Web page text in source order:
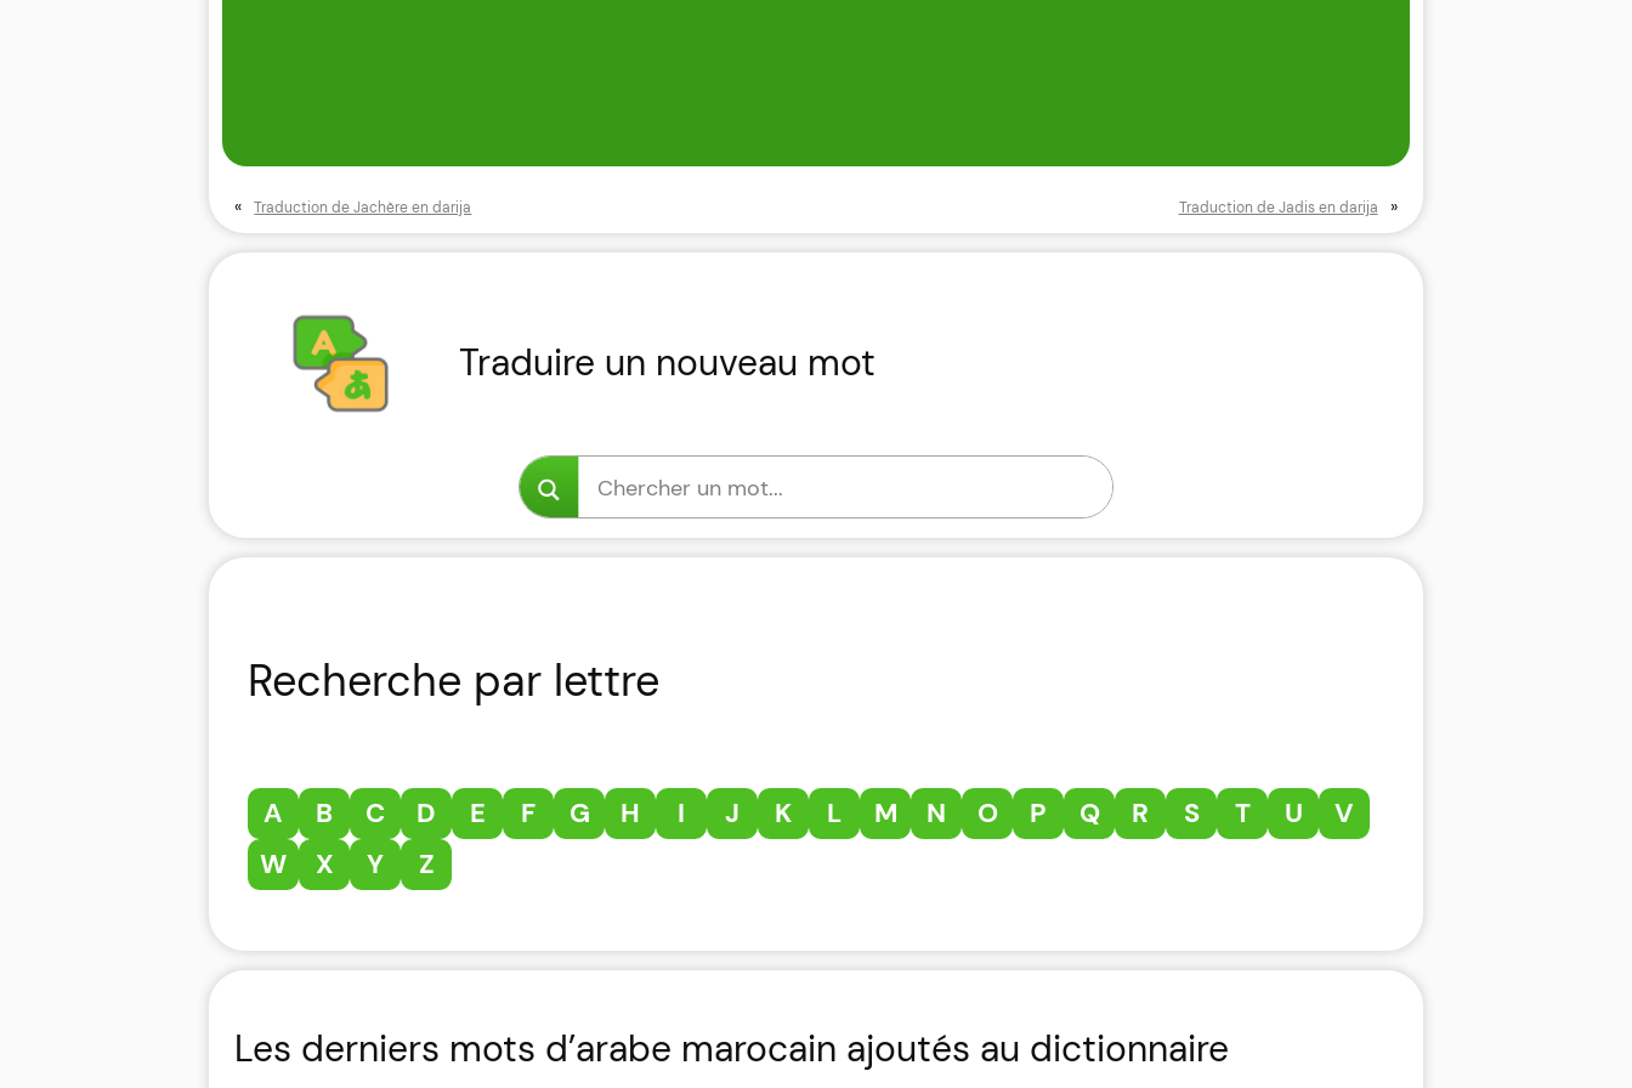
« Traduction de Jachère en darija Traduction de Jadis en darija »
Traduire un nouveau mot
Recherche par lettre
A B C D E F G H I J K L M N O P Q R S T U
V
W
X Y Z
Les derniers mots d’arabe marocain ajoutés au dictionnaire